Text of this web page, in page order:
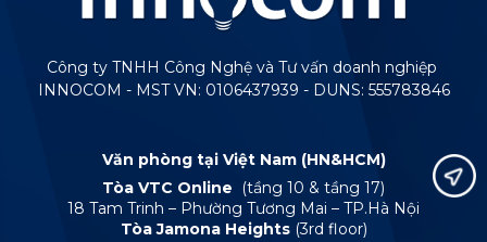
Công ty TNHH Công Nghệ và Tư vấn doanh nghiệp
INNOCOM - MST VN: 0106437939 - DUNS: 555783846
Văn phòng tại Việt Nam (HN&HCM)
Tòa VTC Online
(tầng 10 & tầng 17)
18 Tam Trinh – Phường Tương Mai – TP.Hà Nội
Tòa Jamona Heights (3rd floor)